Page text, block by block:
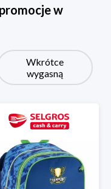
w
Wkrótce
wygasną